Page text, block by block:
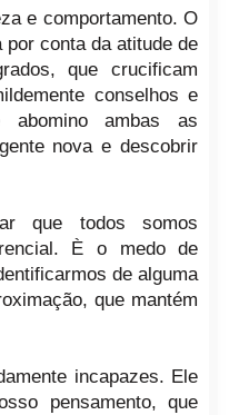
e comportamento. O
conta da atitude de
que crucificam
conselhos e
abomino ambas as
nova e descobrir
que todos somos
È o medo de
de alguma
que mantém
incapazes. Ele
pensamento, que